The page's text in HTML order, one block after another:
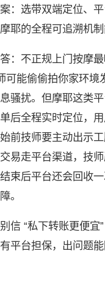
选带双端定位、平
耶的全程可追溯机制
不正规上门按摩最
能偷偷拍你家环境
骚扰。但摩耶这类
后全程实时定位，
前技师要主动出示
易走平台渠道，技
束后平台还会回收
。
“私下转账更便宜”
平台担保，出问题